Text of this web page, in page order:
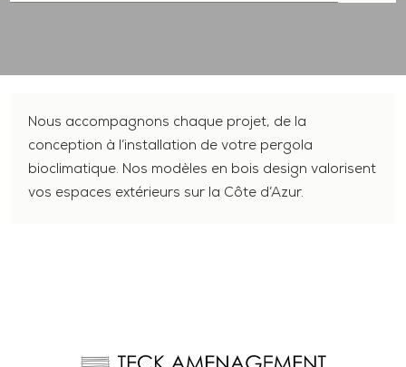
Nous accompagnons chaque projet, de la
conception à l’installation de votre pergola
bioclimatique. Nos modèles en bois design valorisent
vos espaces extérieurs sur la Côte d’Azur.